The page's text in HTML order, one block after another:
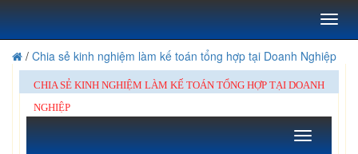
Toggle
/ Chia sẻ kinh nghiệm làm kế toán tổng hợp tại Doanh Nghiệp
CHIA SẺ KINH NGHIỆM LÀM KẾ TOÁN TỔNG HỢP TẠI DOANH
NGHIỆP
Toggle